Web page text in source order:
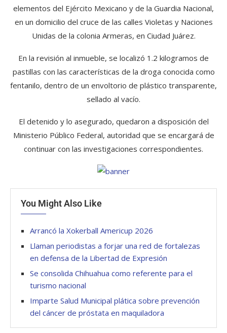
elementos del Ejército Mexicano y de la Guardia Nacional,
en un domicilio del cruce de las calles Violetas y Naciones
Unidas de la colonia Armeras, en Ciudad Juárez.
En la revisión al inmueble, se localizó 1.2 kilogramos de
pastillas con las características de la droga conocida como
fentanilo, dentro de un envoltorio de plástico transparente,
sellado al vacío.
El detenido y lo asegurado, quedaron a disposición del
Ministerio Público Federal, autoridad que se encargará de
continuar con las investigaciones correspondientes.
You Might Also Like
Arrancó la Xokerball Americup 2026
Llaman periodistas a forjar una red de fortalezas
en defensa de la Libertad de Expresión
Se consolida Chihuahua como referente para el
turismo nacional
Imparte Salud Municipal plática sobre prevención
del cáncer de próstata en maquiladora